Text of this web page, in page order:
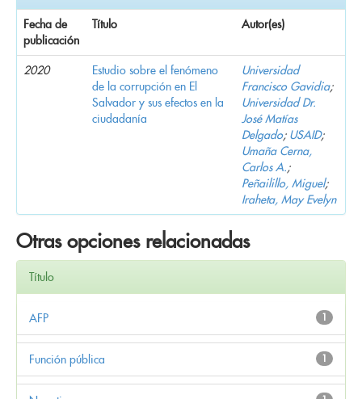
Fecha de
publicación
Título Autor(es)
2020
Estudio sobre el fenómeno
de la corrupción en El
Salvador y sus efectos en la
ciudadanía
Universidad
Francisco Gavidia;
Universidad Dr.
José Matías
Delgado; USAID;
Umaña Cerna,
Carlos A.;
Peñailillo, Miguel;
Iraheta, May Evelyn
Otras opciones relacionadas
Título
1
AFP
1
Función pública